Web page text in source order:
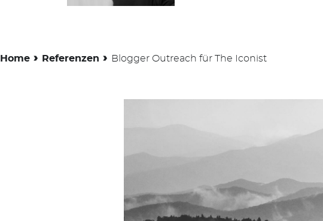
Home › Referenzen › Blogger Outreach für The Iconist